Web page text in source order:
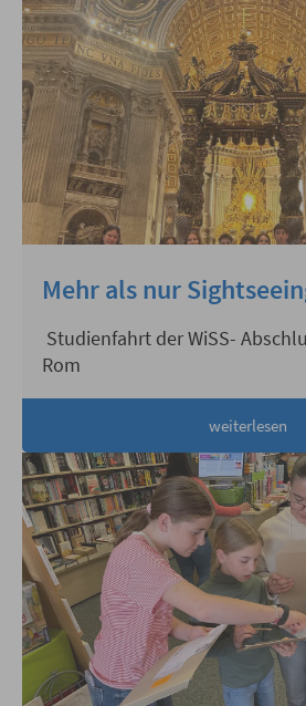
Mehr als nur
Studienfahrt der WiSS-
Rom
weiterlesen